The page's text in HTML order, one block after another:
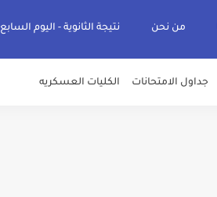
من نحن نتيجة الثانوية - اليوم السابع
جداول الامتحانات الكليات العسكريه